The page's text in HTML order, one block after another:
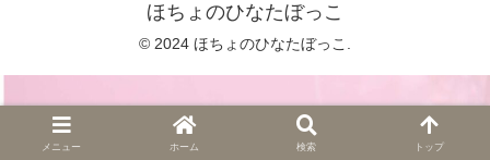
ほちょのひなたぼっこ
© 2024 ほちょのひなたぼっこ.
メニュー ホーム 検索 トップ